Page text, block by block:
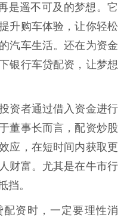
是遥不可及的梦想。它
升购车体验，让你轻松
汽车生活。还在为资金
银行车贷配资，让梦想
资者通过借入资金进行
董事长而言，配资炒股
应，在短时间内获取更
财富。尤其是在牛市行
挡。
资时，一定要理性消